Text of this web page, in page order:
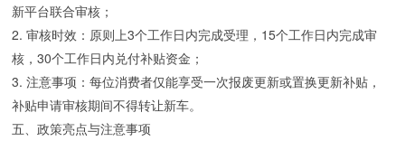
新平台联合审核；
2. 审核时效：原则上3个工作日内完成受理，15个工作日内完成审
核，30个工作日内兑付补贴资金；
3. 注意事项：每位消费者仅能享受一次报废更新或置换更新补贴，
补贴申请审核期间不得转让新车。
五、政策亮点与注意事项